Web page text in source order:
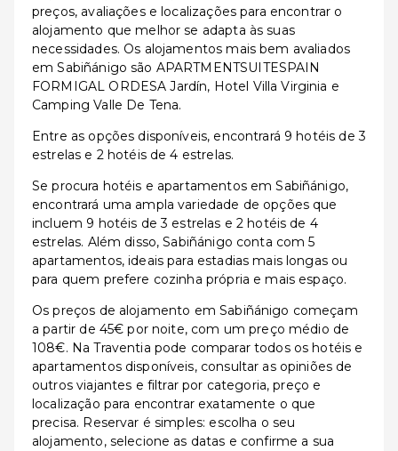
preços, avaliações e localizações para encontrar o
alojamento que melhor se adapta às suas
necessidades. Os alojamentos mais bem avaliados
em Sabiñánigo são APARTMENTSUITESPAIN
FORMIGAL ORDESA Jardín, Hotel Villa Virginia e
Camping Valle De Tena.
Entre as opções disponíveis, encontrará 9 hotéis de 3
estrelas e 2 hotéis de 4 estrelas.
Se procura hotéis e apartamentos em Sabiñánigo,
encontrará uma ampla variedade de opções que
incluem 9 hotéis de 3 estrelas e 2 hotéis de 4
estrelas. Além disso, Sabiñánigo conta com 5
apartamentos, ideais para estadias mais longas ou
para quem prefere cozinha própria e mais espaço.
Os preços de alojamento em Sabiñánigo começam
a partir de 45€ por noite, com um preço médio de
108€. Na Traventia pode comparar todos os hotéis e
apartamentos disponíveis, consultar as opiniões de
outros viajantes e filtrar por categoria, preço e
localização para encontrar exatamente o que
precisa. Reservar é simples: escolha o seu
alojamento, selecione as datas e confirme a sua